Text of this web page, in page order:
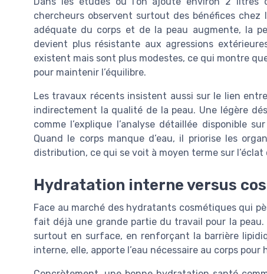
chercheurs observent surtout des bénéfices chez
adéquate du corps et de la peau augmente, la
devient plus résistante aux agressions
existent mais sont plus modestes, ce qui montre
pour maintenir l’équilibre.
Les travaux récents insistent aussi sur le lien
indirectement la qualité de la peau. Une légère
comme l’explique l’analyse détaillée disponible sur
Quand le corps manque d’eau, il priorise les
distribution, ce qui se voit à moyen terme sur
Hydratation interne versus
Face au marché des hydratants cosmétiques qui
fait déjà une grande partie du travail pour la
surtout en surface, en renforçant la barrière
interne, elle, apporte l’eau nécessaire au corps